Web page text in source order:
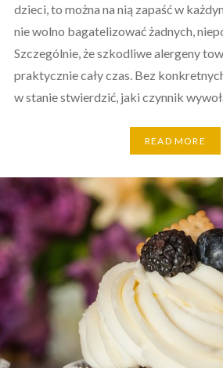
dzieci, to można na nią zapaść w
nie wolno bagatelizować żadnych,
Szczególnie, że szkodliwe alergeny
praktycznie cały czas. Bez
w stanie stwierdzić, jaki czynnik
READ MORE